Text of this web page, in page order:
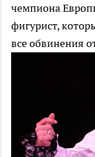
чемпиона
фигурист,
все обвинения